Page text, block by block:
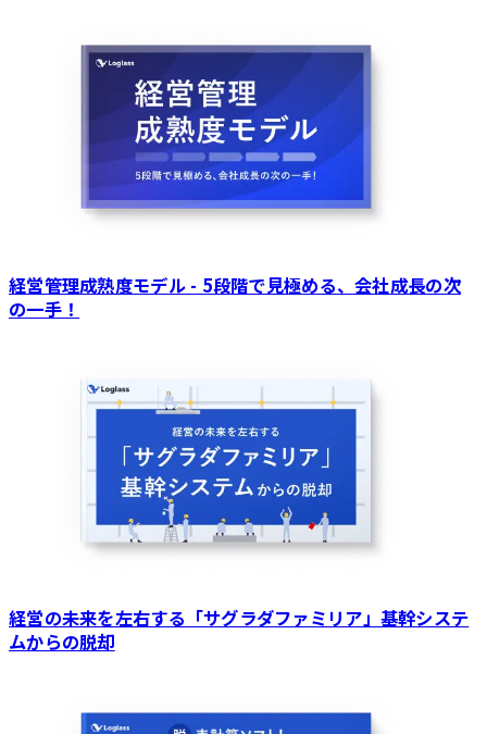
経営管理成熟度モデル - 5段階で見極める、会社成長の次
の一手！
経営の未来を左右する「サグラダファミリア」基幹システ
ムからの脱却